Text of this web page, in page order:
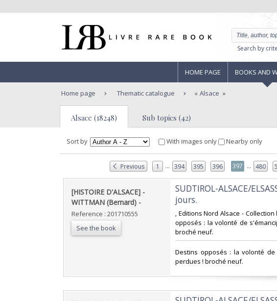
Search by
HOME PAGE BOOKS AND
Home page Thematic catalogue Alsace
Alsace (18248) Sub topics (42)
Sort by With images only Nearby only
Previous 1 ... 394 395 396 397 ... 480
‎[HISTOIRE D'ALSACE] -
WITTMAN (Bernard) - ‎
Reference : 201710555
See the book
‎SUDTIROL-ALSACE/
jours. ‎
‎, Editions Nord Alsace -
opposés : la volonté de
broché neuf.‎
‎Destins opposés : la volonté
perdues ! broché neuf.‎